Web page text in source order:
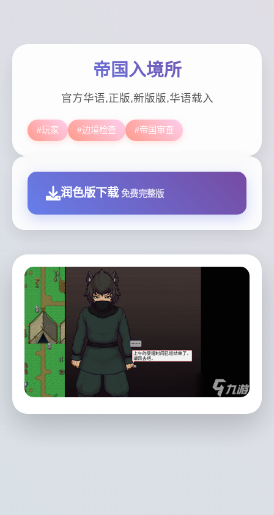
帝国入境所
官方华语,正版,新版版,华语载入
#玩家 #边境检查 #帝国审查
润色版下载 免费完整版